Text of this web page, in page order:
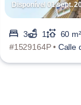
Disponível 01 sept.
3 1
60 m²
#1529164P • Calle